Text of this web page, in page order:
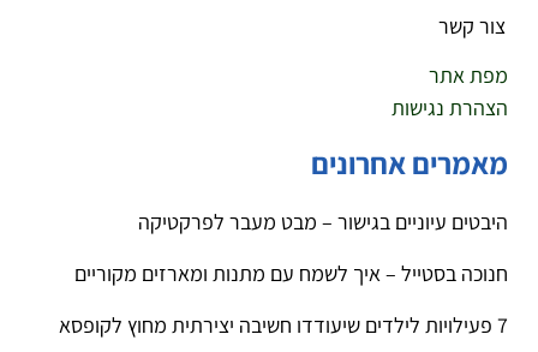
צור קשר
מפת אתר
הצהרת נגישות
מאמרים אחרונים
היבטים עיוניים בגישור – מבט מעבר לפרקטיקה
חנוכה בסטייל – איך לשמח עם מתנות ומארזים מקוריים
7 פעילויות לילדים שיעודדו חשיבה יצירתית מחוץ לקופסא